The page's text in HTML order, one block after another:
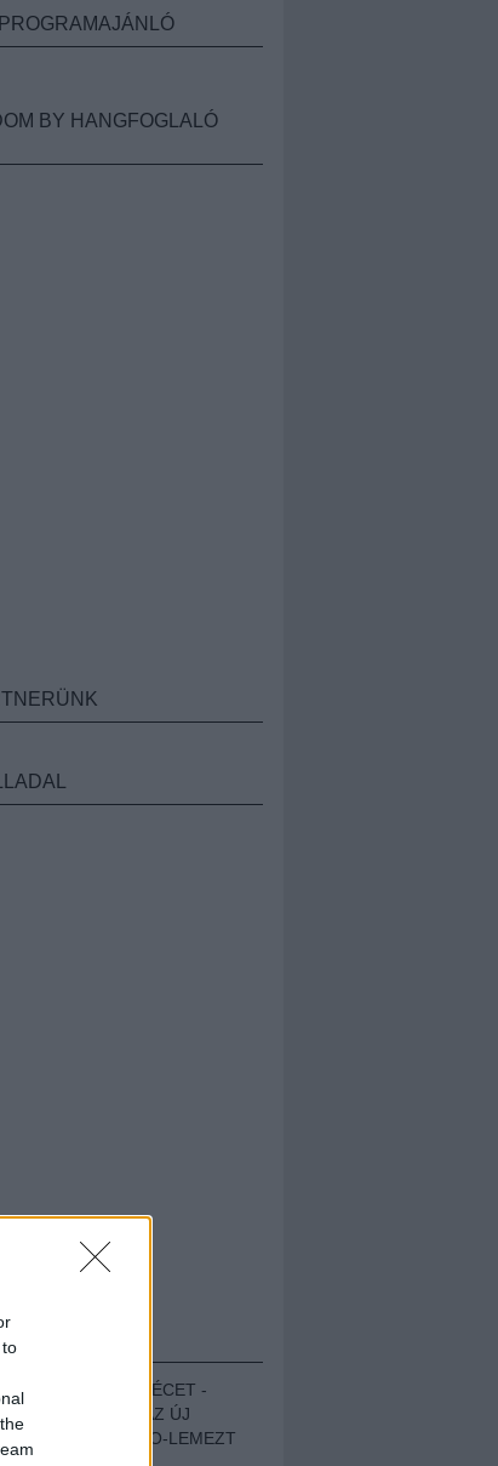
BY HANGFOGLALÓ
MEGUGROTTÁK A LÉCET -
AZ ÚJ
PROTEST THE HERO-LEMEZT